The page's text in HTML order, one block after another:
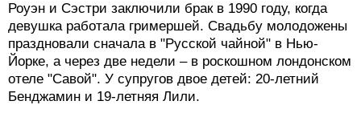
Роуэн и Сэстри заключили брак в 1990 году, когда
девушка работала гримершей. Свадьбу молодожены
праздновали сначала в "Русской чайной" в Нью-
Йорке, а через две недели – в роскошном лондонском
отеле "Савой". У супругов двое детей: 20-летний
Бенджамин и 19-летняя Лили.